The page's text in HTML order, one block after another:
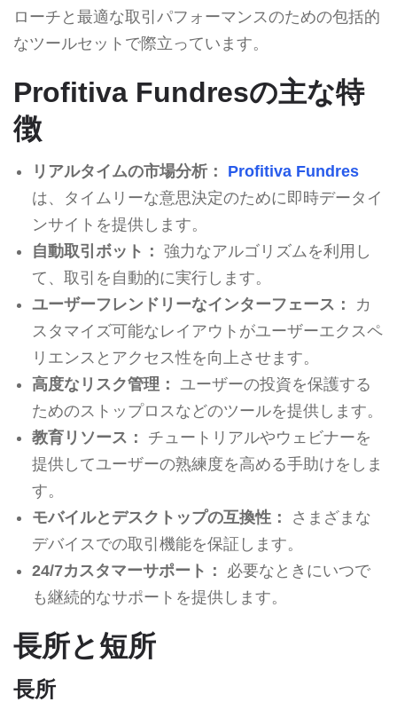
ローチと最適な取引パフォーマンスのための包括的
なツールセットで際立っています。
Profitiva Fundresの主な特
徴
リアルタイムの市場分析：
Profitiva Fundres
は、タイムリーな意思決定のために即時データイ
ンサイトを提供します。
自動取引ボット： 強力なアルゴリズムを利用し
て、取引を自動的に実行します。
ユーザーフレンドリーなインターフェース：
カ
スタマイズ可能なレイアウトがユーザーエクスペ
リエンスとアクセス性を向上させます。
高度なリスク管理：
ユーザーの投資を保護する
ためのストップロスなどのツールを提供します。
教育リソース：
チュートリアルやウェビナーを
提供してユーザーの熟練度を高める手助けをしま
す。
モバイルとデスクトップの互換性：
さまざまな
デバイスでの取引機能を保証します。
24/7カスタマーサポート：
必要なときにいつで
も継続的なサポートを提供します。
長所と短所
長所